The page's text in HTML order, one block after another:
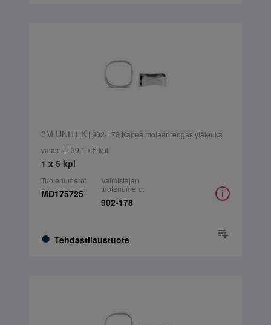
3M UNITEK| 902-178 Kapea molaarirengas yläleuka
vasen Lt 39 1 x 5 kpl
1 x 5 kpl
Tuotenumero:
MD175725
Tehdastilaustuote
Valmistajan
tuotenumero:
902-178